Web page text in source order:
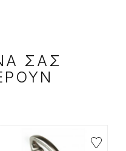
ΣΑΣ